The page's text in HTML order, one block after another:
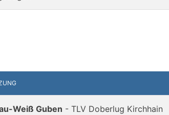
Weiß Guben - TLV Doberlug Kirchhain